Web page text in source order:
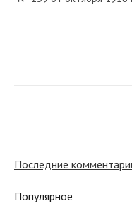
Последние
Популярное